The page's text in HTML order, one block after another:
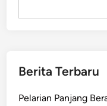
Berita Terbaru
Pelarian Panjang